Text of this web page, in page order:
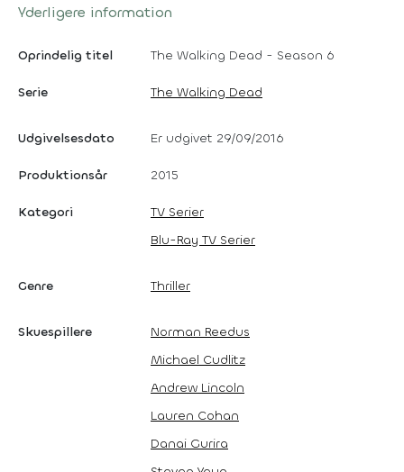
Yderligere information
Oprindelig titel The Walking Dead - Season 6
Serie The Walking Dead
Udgivelsesdato Er udgivet 29/09/2016
Produktionsår 2015
Kategori
TV Serier
Blu-Ray TV Serier
Genre Thriller
Skuespillere
Norman Reedus
Michael Cudlitz
Andrew Lincoln
Lauren Cohan
Danai Gurira